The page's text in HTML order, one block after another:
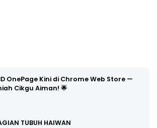
OnePage Kini di Chrome Web Store —
Cikgu Aiman! 🌟
TUBUH HAIWAN